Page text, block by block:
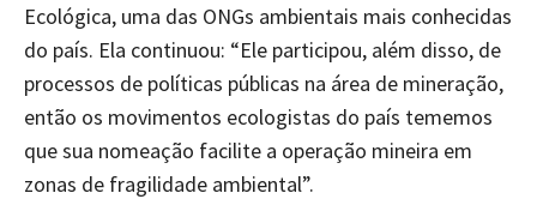
Ecológica, uma das ONGs ambientais mais conhecidas
do país. Ela continuou: “Ele participou, além disso, de
processos de políticas públicas na área de mineração,
então os movimentos ecologistas do país tememos
que sua nomeação facilite a operação mineira em
zonas de fragilidade ambiental”.